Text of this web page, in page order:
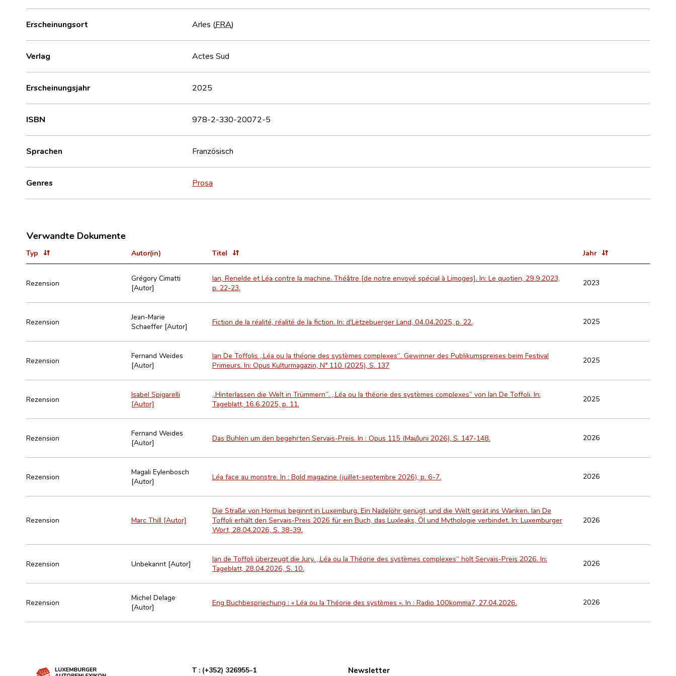
Erscheinungsort Arles (FRA)
Verlag Actes Sud
Erscheinungsjahr 2025
ISBN 978-2-330-20072-5
Sprachen Französisch
Genres Prosa
Verwandte Dokumente
Typ Autor(in) Titel Jahr
Rezension
Grégory Cimatti
[Autor]
Ian, Renelde et Léa contre la machine. Théâtre [de notre envoyé spécial à Limoges]. In: Le quotien, 29.9.2023,
p. 22-23.
2023
Rezension
Jean-Marie
Schaeffer [Autor]
Fiction de la réalité, réalité de la fiction. In: d'Lëtzebuerger Land, 04.04.2025, p. 22. 2025
Rezension
Fernand Weides
[Autor]
Ian De Toffolis „Léa ou la théorie des systèmes complexes”. Gewinner des Publikumspreises beim Festival
Primeurs. In: Opus Kulturmagazin, N° 110 (2025), S. 137
2025
Rezension
Isabel Spigarelli
[Autor]
„Hinterlassen die Welt in Trümmern”. „Léa ou la théorie des systèmes complexes” von Ian De Toffoli. In:
Tageblatt, 16.6.2025, p. 11.
2025
Rezension
Fernand Weides
[Autor]
Das Buhlen um den begehrten Servais-Preis. In : Opus 115 (Mai/Juni 2026), S. 147-148. 2026
Rezension
Magali Eylenbosch
[Autor]
Léa face au monstre. In : Bold magazine (juillet-septembre 2026), p. 6-7. 2026
Rezension Marc Thill [Autor]
Die Straße von Hormus beginnt in Luxemburg. Ein Nadelöhr genügt, und die Welt gerät ins Wanken. Ian De
Toffoli erhält den Servais-Preis 2026 für ein Buch, das Luxleaks, Öl und Mythologie verbindet. In: Luxemburger
Wort, 28.04.2026, S. 38-39.
2026
Rezension Unbekannt [Autor]
Ian de Toffoli überzeugt die Jury. „Léa ou la Théorie des systèmes complexes“ holt Servais-Preis 2026. In:
Tageblatt, 28.04.2026, S. 10.
2026
Rezension
Michel Delage
[Autor]
Eng Buchbespriechung : « Léa ou la Théorie des systèmes ». In : Radio 100komma7, 27.04.2026. 2026
T : (+352) 326955-1
Newsletter